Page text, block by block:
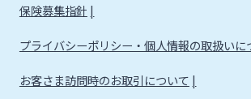
保険募集指針
プライバシーポリシー・個人情報の取扱いに
お客さま訪問時のお取引について